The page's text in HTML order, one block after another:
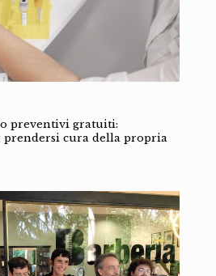
preventivi gratuiti:
prendersi cura della propria